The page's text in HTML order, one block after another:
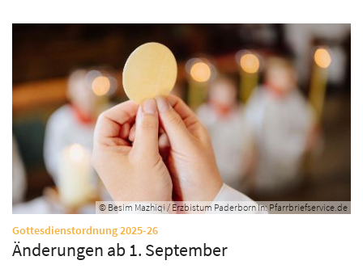
© Besim Mazhiqi / Erzbistum Paderborn In: Pfarrbriefservice.de
Gottesdienstordnung 2025-26:
Änderungen ab 1. September